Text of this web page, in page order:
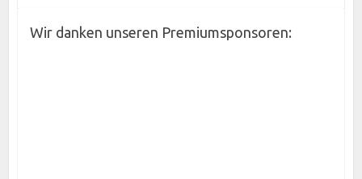
Wir danken unseren Premiumsponsoren: